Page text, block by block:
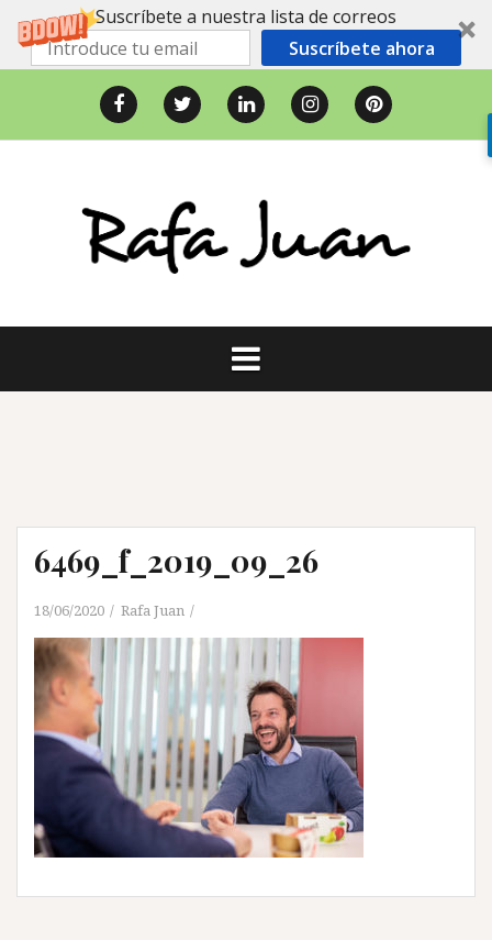
Suscríbete a nuestra lista de correos
Suscríbete ahora
contenido
FacebookTwitter LinkedInInstagramPinterest
6469_f_2019_09_26
18/06/2020 Rafa Juan